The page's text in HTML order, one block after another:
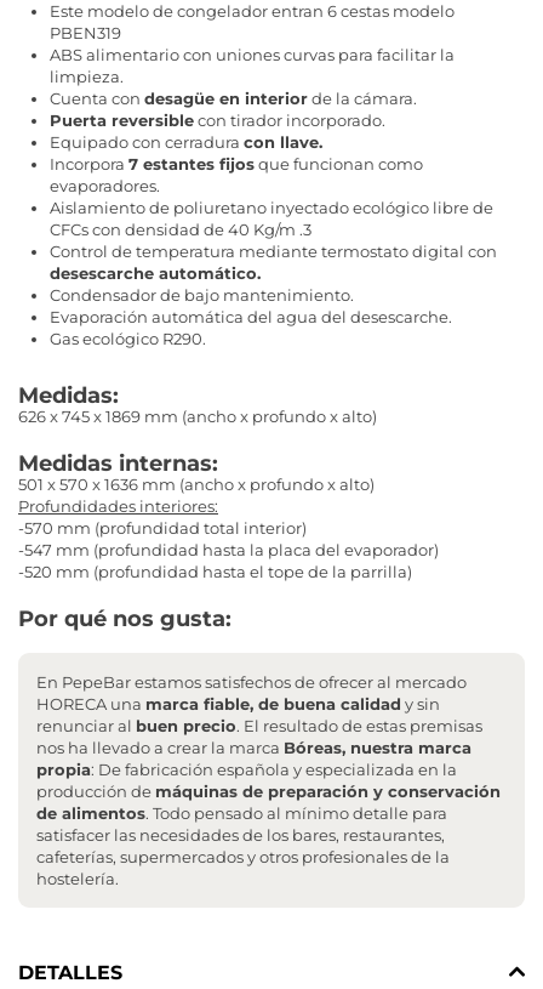
Este modelo de congelador entran 6 cestas modelo
PBEN319
ABS alimentario con uniones curvas para facilitar la
limpieza.
Cuenta con desagüe en interiorde la cámara.
Puerta reversiblecon tirador incorporado.
Equipado con cerradura con llave.
Incorpora 7 estantes fijosque funcionan como
evaporadores.
Aislamiento de poliuretano inyectado ecológico libre de
CFCs con densidad de 40 Kg/m .3
Control de temperatura mediante termostato digital con
desescarche automático.
Condensador de bajo mantenimiento.
Evaporación automática del agua del desescarche.
Gas ecológico R290.
Medidas:
626 x 745 x 1869 mm (ancho x profundo x alto)
Medidas internas:
501 x 570 x 1636 mm (ancho x profundo x alto)
Profundidades interiores:
-570 mm (profundidad total interior)
-547 mm (profundidad hasta la placa del evaporador)
-520 mm (profundidad hasta el tope de la parrilla)
Por qué nos gusta:
En PepeBar estamos satisfechos de ofrecer al mercado
HORECA una marca fiable, de buena calidad y sin
renunciar al buen precio. El resultado de estas premisas
nos ha llevado a crear la marca Bóreas, nuestra marca
propia: De fabricación española y especializada en la
producción de máquinas de preparación y conservación
de alimentos. Todo pensado al mínimo detalle para
satisfacer las necesidades de los bares, restaurantes,
cafeterías, supermercados y otros profesionales de la
hostelería.
DETALLES